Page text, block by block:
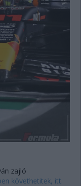
zajló
követhetitek, itt.